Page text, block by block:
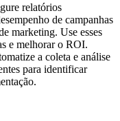
relatórios
de campanhas
marketing. Use esses
e melhorar o ROI.
a coleta e análise
para identificar